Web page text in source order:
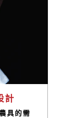
計
具的需